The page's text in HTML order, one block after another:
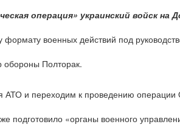
операция» украинский войск на
военных действий под
обороны Полторак.
АТО и переходим к проведению
подготовило «органы военного